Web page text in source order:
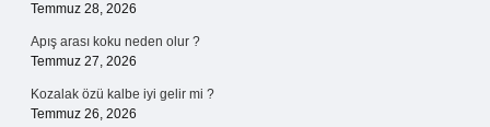
Temmuz 28, 2026
Apış arası koku neden olur ?
Temmuz 27, 2026
Kozalak özü kalbe iyi gelir mi ?
Temmuz 26, 2026